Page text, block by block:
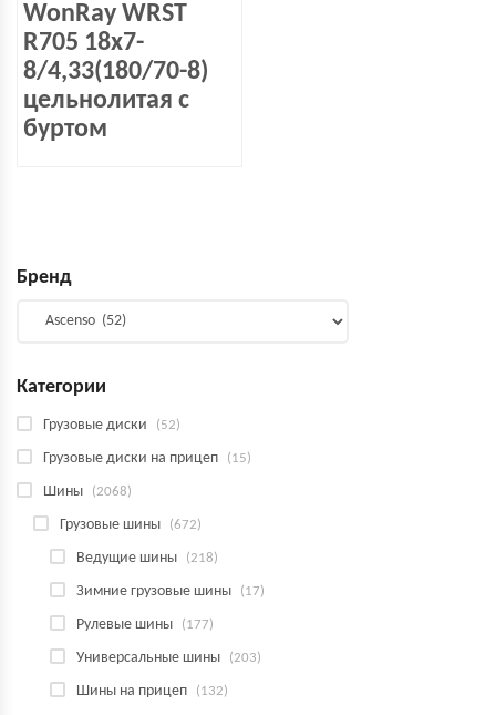
WonRay WRST
R705 18x7-
8/4,33(180/70-8)
цельнолитая с
буртом
Бренд
Категории
Грузовые диски (52)
Грузовые диски на прицеп (15)
Шины (2068)
Грузовые шины (672)
Ведущие шины (218)
Зимние грузовые шины (17)
Рулевые шины (177)
Универсальные шины (203)
Шины на прицеп (132)